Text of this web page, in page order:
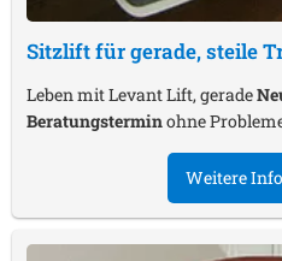
Sitzlift für gerade, steile
Leben mit Levant Lift, gerade
Beratungsterminohne
Weitere